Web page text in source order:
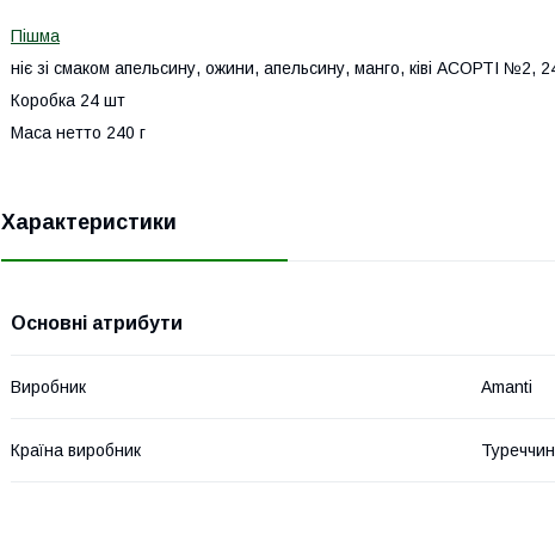
Пішма
ніє зі смаком апельсину, ожини, апельсину, манго, ківі АСОРТІ №2,
Коробка 24 шт
Маса нетто 240 г
Характеристики
Основні атрибути
Виробник Amanti
Країна виробник